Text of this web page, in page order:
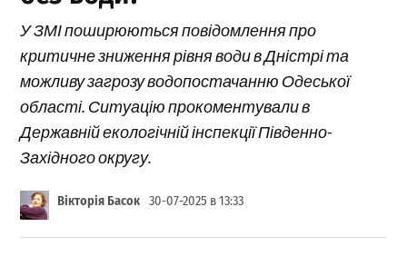
У ЗМІ поширюються повідомлення про
критичне зниження рівня води в Дністрі та
можливу загрозу водопостачанню Одеської
області. Ситуацію прокоментували в
Державній екологічній інспекції Південно-
Західного округу.
Вікторія Басок 30-07-2025 в 13:33